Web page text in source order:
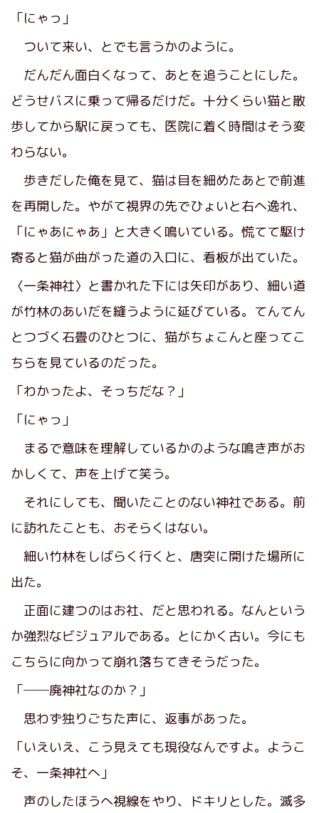
「にゃっ」
ついて来い、とでも言うかのように。
だんだん面白くなって、あとを追うことにした。
どうせバスに乗って帰るだけだ。十分くらい猫と散
歩してから駅に戻っても、医院に着く時間はそう変
わらない。
歩きだした俺を見て、猫は目を細めたあとで前進
を再開した。やがて視界の先でひょいと右へ逸れ、
「にゃあにゃあ」と大きく鳴いている。慌てて駆け
寄ると猫が曲がった道の入口に、看板が出ていた。
〈一条神社〉と書かれた下には矢印があり、細い道
が竹林のあいだを縫うように延びている。てんてん
とつづく石畳のひとつに、猫がちょこんと座ってこ
ちらを見ているのだった。
「わかったよ、そっちだな？」
「にゃっ」
まるで意味を理解しているかのような鳴き声がお
かしくて、声を上げて笑う。
それにしても、聞いたことのない神社である。前
に訪れたことも、おそらくはない。
細い竹林をしばらく行くと、唐突に開けた場所に
出た。
正面に建つのはお社、だと思われる。なんという
か強烈なビジュアルである。とにかく古い。今にも
こちらに向かって崩れ落ちてきそうだった。
「──廃神社なのか？」
思わず独りごちた声に、返事があった。
「いえいえ、こう見えても現役なんですよ。ようこ
そ、一条神社へ」
声のしたほうへ視線をやり、ドキリとした。滅多